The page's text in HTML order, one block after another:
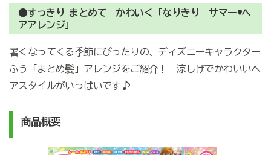
●すっきり まとめて かわいく「なりきり サマー♥ヘ
アアレンジ」
暑くなってくる季節にぴったりの、ディズニーキャラクター
ふう「まとめ髪」アレンジをご紹介！ 涼しげでかわいいヘ
アスタイルがいっぱいです ♪
商品概要